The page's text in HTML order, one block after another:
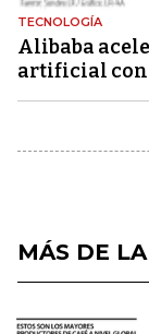
TECNOLOGÍA
Alibaba
artificial con
MÁS DE